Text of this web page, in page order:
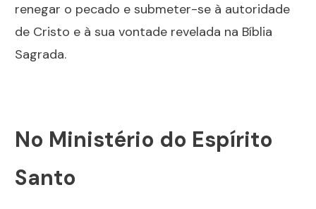
renegar o pecado e submeter-se à autoridade
de Cristo e à sua vontade revelada na Bíblia
Sagrada.
No Ministério do Espírito
Santo